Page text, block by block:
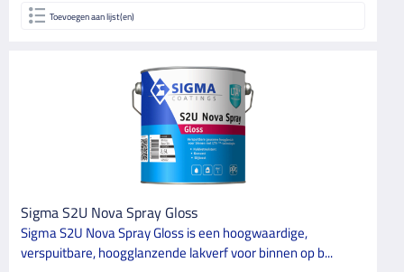
Toevoegen aan lijst(en)
Sigma S2U Nova Spray Gloss
Sigma S2U Nova Spray Gloss is een hoogwaardige,
verspuitbare, hoogglanzende lakverf voor binnen op b...